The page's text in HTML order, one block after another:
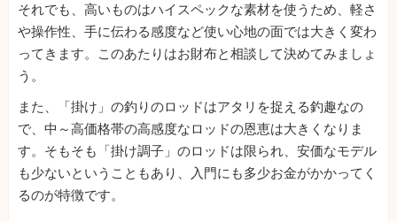
それでも、高いものはハイスペックな素材を使うため、軽さ
や操作性、手に伝わる感度など使い心地の面では大きく変わ
ってきます。このあたりはお財布と相談して決めてみましょ
う。
また、「掛け」の釣りのロッドはアタリを捉える釣趣なの
で、中～高価格帯の高感度なロッドの恩恵は大きくなりま
す。そもそも「掛け調子」のロッドは限られ、安価なモデル
も少ないということもあり、入門にも多少お金がかかってく
るのが特徴です。